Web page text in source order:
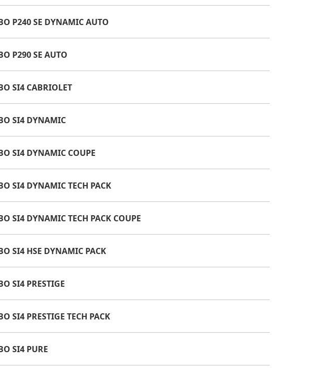
P240 SE DYNAMIC AUTO
P290 SE AUTO
SI4 CABRIOLET
SI4 DYNAMIC
SI4 DYNAMIC COUPE
SI4 DYNAMIC TECH PACK
SI4 DYNAMIC TECH PACK COUPE
SI4 HSE DYNAMIC PACK
SI4 PRESTIGE
SI4 PRESTIGE TECH PACK
SI4 PURE